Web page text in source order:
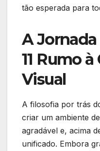
tão esperada para
A
11 Rumo
Visual
A filosofia por trás
criar um ambiente
agradável e, acima
unificado. Embora